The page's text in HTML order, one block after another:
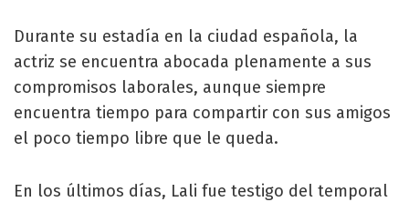
Durante su estadía en la ciudad española, la
actriz se encuentra abocada plenamente a sus
compromisos laborales, aunque siempre
encuentra tiempo para compartir con sus amigos
el poco tiempo libre que le queda.
En los últimos días, Lali fue testigo del temporal